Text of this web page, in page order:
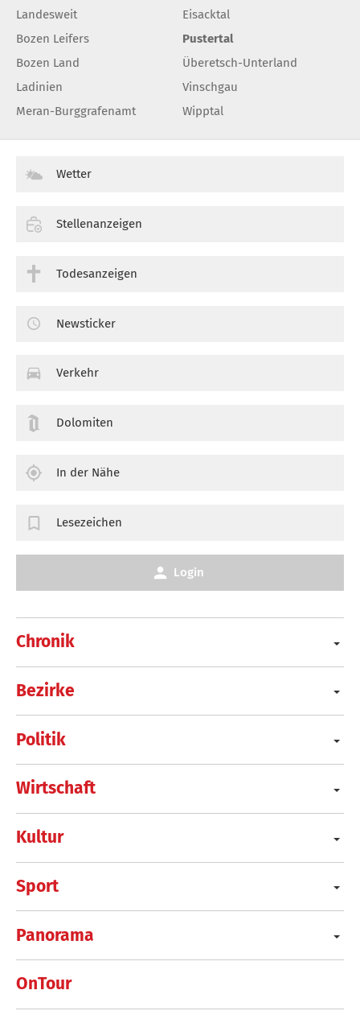
Landesweit
Bozen Leifers
Bozen Land
Ladinien
Meran-Burggrafenamt
Eisacktal
Pustertal
Überetsch-Unterland
Vinschgau
Wipptal
Chronik
Bezirke
Politik
Wirtschaft
Kultur
Sport
Panorama
OnTour
Wetter
Stellenanzeigen
Todesanzeigen
Newsticker
Verkehr
Dolomiten
In der Nähe
Lesezeichen
Login